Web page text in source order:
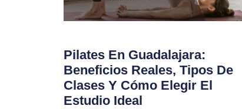
Pilates En Guadalajara:
Beneficios Reales, Tipos De
Clases Y Cómo Elegir El
Estudio Ideal